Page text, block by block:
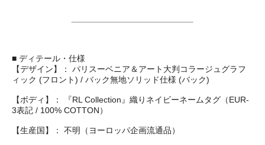
■ ディテール・仕様
【デザイン】： パリスーベニア＆アート大判コラージュグラフ
ィック (フロント) / バック無地ソリッド仕様 (バック)
【ボディ】： 『RL Collection』織りネイビーネームタグ（EUR-
3表記 / 100% COTTON）
【生産国】： 不明（ヨーロッパ企画流通品）